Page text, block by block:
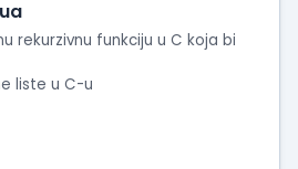
rekurzivnu funkciju u C koja bi
liste u C-u